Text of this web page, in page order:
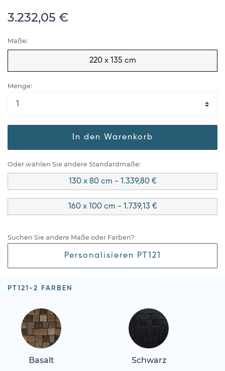
3.232,05 €
Maße:
220 x 135 cm
Menge:
In den Warenkorb
Oder wählen Sie andere Standardmaße:
130 x 80 cm - 1.339,80 €
160 x 100 cm - 1.739,13 €
Suchen Sie andere Maße oder Farben?
Personalisieren PT121
PT121-2 FARBEN
Basalt Schwarz